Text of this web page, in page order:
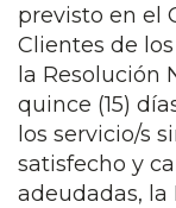
previsto en el
Clientes de
la Resolución
quince (15)
los servicio/s
satisfecho y
adeudadas, la